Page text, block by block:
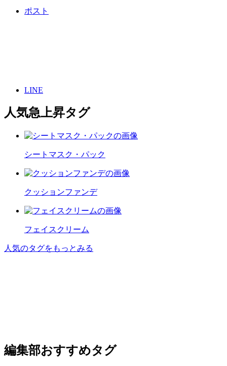
ポスト
LINE
人気急上昇タグ
シートマスク・パック
クッションファンデ
フェイスクリーム
人気のタグをもっとみる
編集部おすすめタグ